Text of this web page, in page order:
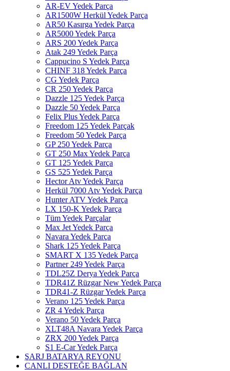
AR-EV Yedek Parça
AR1500W Herkül Yedek Parça
AR50 Kasırga Yedek Parça
AR5000 Yedek Parça
ARS 200 Yedek Parça
Atak 249 Yedek Parça
Cappucino S Yedek Parça
CHINF 318 Yedek Parça
CG Yedek Parça
CR 250 Yedek Parça
Dazzle 125 Yedek Parça
Dazzle 50 Yedek Parça
Felix Plus Yedek Parça
Freedom 125 Yedek Parçak
Freedom 50 Yedek Parça
GP 250 Yedek Parça
GT 250 Max Yedek Parça
GT 125 Yedek Parça
GS 525 Yedek Parça
Hector Atv Yedek Parça
Herkül 7000 Atv Yedek Parça
Hunter ATV Yedek Parça
LX 150-K Yedek Parça
Tüm Yedek Parçalar
Max Jet Yedek Parça
Navara Yedek Parça
Shark 125 Yedek Parça
SMART X 135 Yedek Parça
Partner 249 Yedek Parça
TDL25Z Derya Yedek Parça
TDR41Z Rüzgar New Yedek Parça
TDR41-Z Rüzgar Yedek Parça
Verano 125 Yedek Parça
ZR 4 Yedek Parça
Verano 50 Yedek Parça
XLT48A Navara Yedek Parça
ZRX 200 Yedek Parça
S1 E-Car Yedek Parça
ŞARJ BATARYA REYONU
CANLI DESTEĞE BAĞLAN